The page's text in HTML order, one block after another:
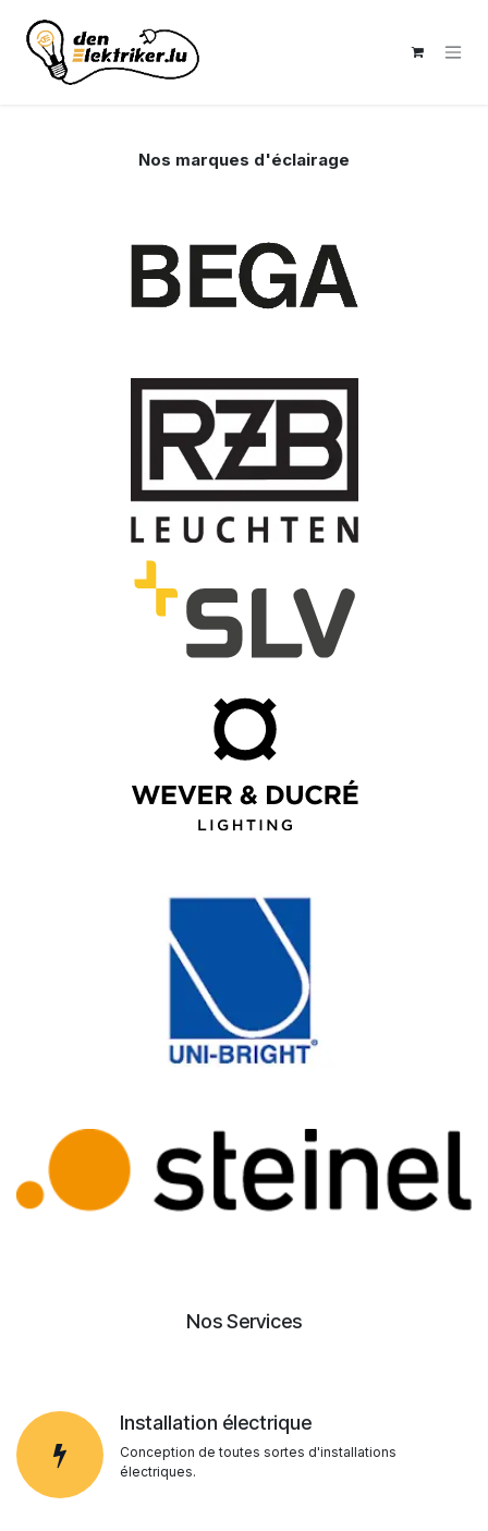
Nos marques d'éclairage
Nos Services
Installation électrique
Conception de toutes sortes d'installations
électriques.